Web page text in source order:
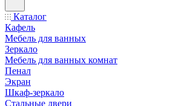
Каталог
Кафель
Мебель для ванных
Зеркало
Мебель для ванных комнат
Пенал
Экран
Шкаф-зеркало
Стальные двери